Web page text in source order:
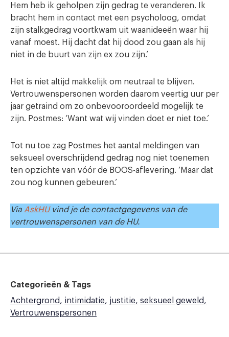
Hem heb ik geholpen zijn gedrag te veranderen. Ik
bracht hem in contact met een psycholoog, omdat
zijn stalkgedrag voortkwam uit waanideeën waar hij
vanaf moest. Hij dacht dat hij dood zou gaan als hij
niet in de buurt van zijn ex zou zijn.’
Het is niet altijd makkelijk om neutraal te blijven.
Vertrouwenspersonen worden daarom veertig uur per
jaar getraind om zo onbevooroordeeld mogelijk te
zijn. Postmes: ‘Want wat wij vinden doet er niet toe.’
Tot nu toe zag Postmes het aantal meldingen van
seksueel overschrijdend gedrag nog niet toenemen
ten opzichte van vóór de BOOS-aflevering. ‘Maar dat
zou nog kunnen gebeuren.’
Via AskHUvind je de contactgegevens van de
vertrouwenspersonen van de HU.
Categorieën & Tags
Achtergrond
intimidatie justitie
seksueel geweld
Vertrouwenspersonen